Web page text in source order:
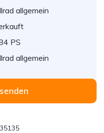
allgemein
PS
allgemein